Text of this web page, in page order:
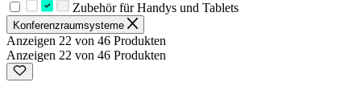
Zubehör für Handys und Tablets
Konferenzraumsysteme
Anzeigen 22 von 46 Produkten
Anzeigen 22 von 46 Produkten